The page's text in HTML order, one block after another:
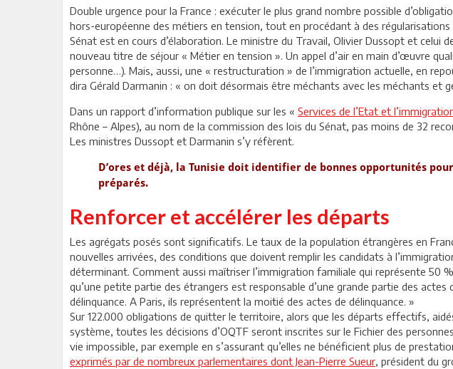
Double urgence pour la France : exécuter le plus grand nombre possible
hors-européenne des métiers en tension, tout en procédant à des
Sénat est en cours d’élaboration. Le ministre du Travail, Olivier Dussopt et celui
nouveau titre de séjour « Métier en tension ». Un appel d’air en main d’œuvre
personne…). Mais, aussi, une « restructuration » de l’immigration actuelle, en
dira Gérald Darmanin : « on doit désormais être méchants avec les méchants et
Dans un rapport d’information publique sur les « Services de l’Etat et
Rhône – Alpes), au nom de la commission des lois du Sénat, pas moins de 32
Les ministres Dussopt et Darmanin s’y réfèrent.
D’ores et déjà, la Tunisie doit identifier de bonnes opportunités
préparés.
Renforcer et accélérer les départs
Les agrégats posés sont significatifs. Le taux de la population étrangères en
nouvelles arrivées, des conditions que doivent remplir les candidats à
déterminant. Comment aussi maîtriser l’immigration familiale qui représente 50
qu’une petite partie des étrangers est responsable d’une grande partie des
délinquance. A Paris, ils représentent la moitié des actes de délinquance. »
Sur 122.000 obligations de quitter le territoire, alors que les départs effectifs,
système, toutes les décisions d’OQTF seront inscrites sur le Fichier des
vie impossible, par exemple en s’assurant qu’elles ne bénéficient plus de
exprimés par de nombreux parlementaires dont Jean-Pierre Sueur, président du